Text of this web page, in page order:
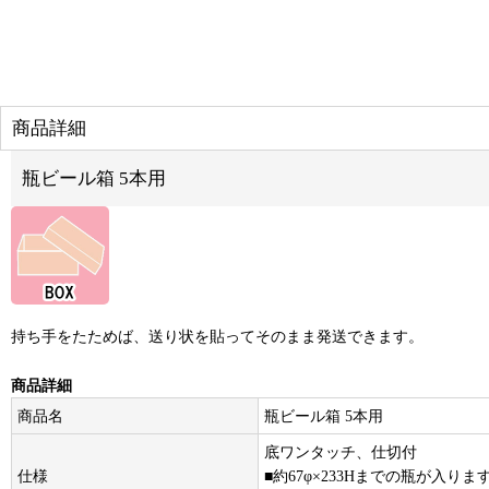
商品詳細
瓶ビール箱 5本用
持ち手をたためば、送り状を貼ってそのまま発送できます。
商品詳細
商品名
瓶ビール箱 5本用
仕様
底ワンタッチ、仕切付
■約67φ×233Hまでの瓶が入りま